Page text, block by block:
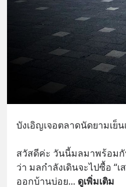
บังเอิญเจอตลาดนัดยามเย็
สวัสดีค่ะ วันนี้มลมาพร้อ
ว่า มลกำลังเดินจะไปซื้อ “
ออกบ้านบ่อย... ดูเพิ่มเติม